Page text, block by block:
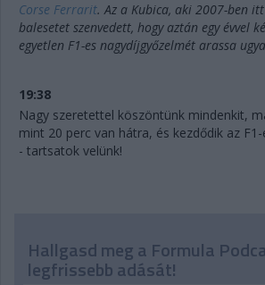
Corse Ferrarit. Az a Kubica, aki 2007-ben
balesetet szenvedett, hogy aztán egy évvel
egyetlen F1-es nagydíjgyőzelmét arassa
19:38
Nagy szeretettel köszöntünk mindenkit,
mint 20 perc van hátra, és kezdődik az
- tartsatok velünk!
Hallgasd meg a Formula
legfrissebb adását!